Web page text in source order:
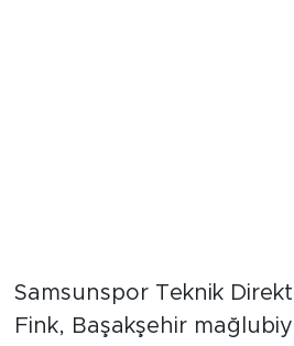
Samsunspor Teknik
Fink, Başakşehir